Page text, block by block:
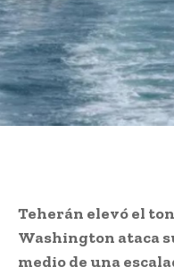
Teherán elevó el
Washington ataca
medio de una